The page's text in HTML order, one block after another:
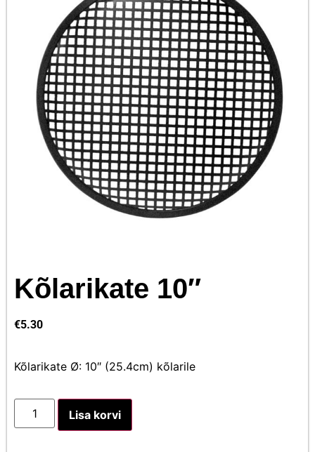
Kõlarikate 10″
€5.30
Kõlarikate Ø: 10″ (25.4cm) kõlarile
Lisa korvi